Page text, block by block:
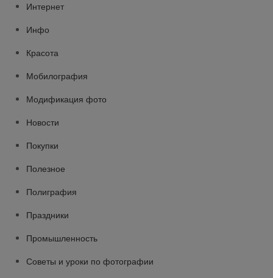
Интернет
Инфо
Красота
Мобилография
Модификация фото
Новости
Покупки
Полезное
Полиграфия
Праздники
Промышленность
Советы и уроки по фотографии